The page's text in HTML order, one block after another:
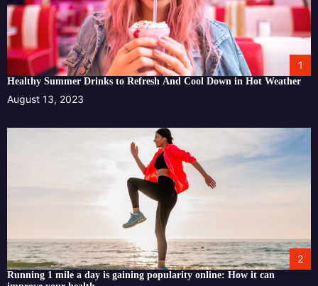
1
Healthy Summer Drinks to Refresh And Cool Down in Hot Weather
August 13, 2023
2
Running 1 mile a day is gaining popularity online: How it can